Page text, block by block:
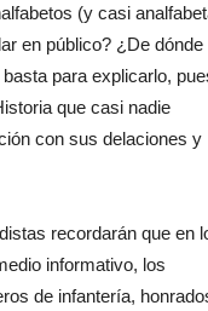
(y casi
en público? ¿De dónde
para explicarlo,
que casi nadie
con sus delaciones y
recordarán que en
informativo, los
de infantería,